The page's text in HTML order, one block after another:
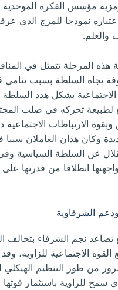
مؤسس الفكرة الموحدية
نموذجا للمزج الذي
والعلم.
هذه المرحلة تتمثل في
تجاه السلطة بسبب تنامي
الاجتماعية بشكل هدد السلطة
لطبيعة تحركه في صلب
الارتباطات الاجتماعية
وكان هذان العاملان
عن السلطة السياسية
انطلاقا من قدرتها
الشرفاوية
نجم الشرفاء بتحالف
القوة الاجتماعية للزاوية،
من طور التنظيم الهيكلي
سمح للزاوية باستثمار قوتها